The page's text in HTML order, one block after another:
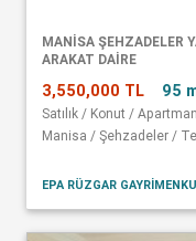
MANISA ŞEHZADELER
ARAKAT DAIRE
3,550,000 TL 95
Satılık / Konut /
Manisa / Şehzadeler /
EPA RÜZGAR